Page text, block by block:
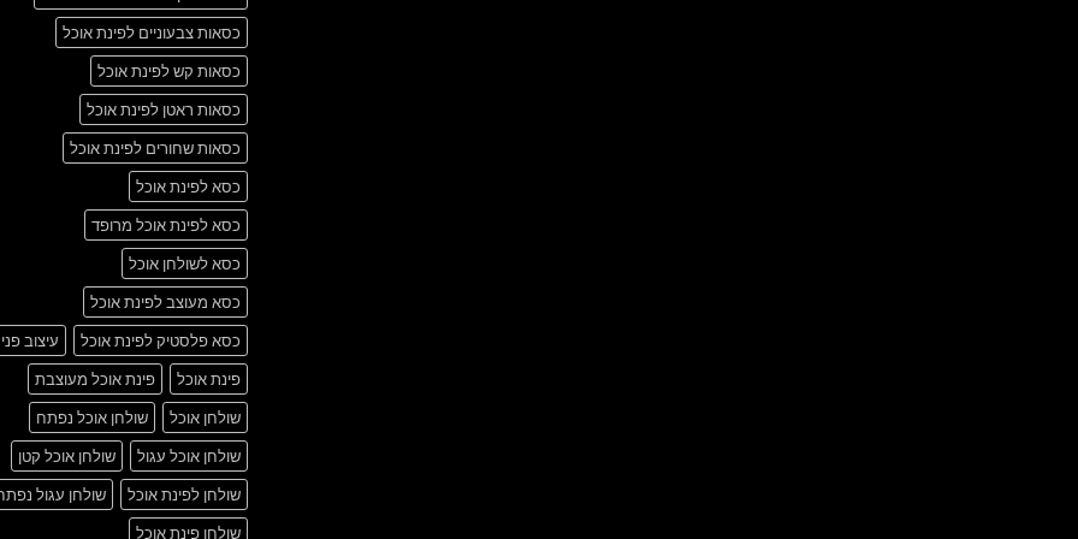
כסאות צבעוניים לפינת אוכל
כסאות קש לפינת אוכל
כסאות ראטן לפינת אוכל
כסאות שחורים לפינת אוכל
כסא לפינת אוכל
כסא לפינת אוכל מרופד
כסא לשולחן אוכל
כסא מעוצב לפינת אוכל
כסא פלסטיק לפינת אוכל
עיצוב
פינת אוכל
פינת אוכל מעוצבת
שולחן אוכל
שולחן אוכל נפתח
שולחן אוכל עגול
שולחן אוכל קטן
שולחן לפינת אוכל
שולחן עגול
שולחן פינת אוכל